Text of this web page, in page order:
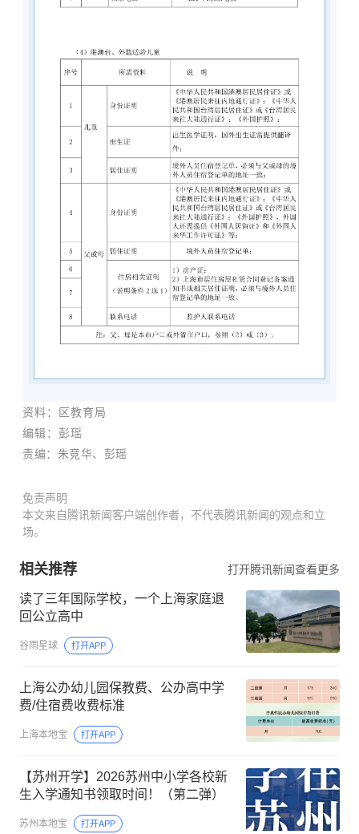
资料：区教育局
编辑：彭瑶
责编：朱竞华、 彭瑶
免责声明
本文来自腾讯新闻客户端创作者，不代表腾讯新闻的观点和立
场。
相关推荐 打开腾讯新闻查看更多
读了三年国际学校，一个上海家庭退
回公立高中
谷雨星球 打开APP
上海公办幼儿园保教费、公办高中学
费/住宿费收费标准
上海本地宝 打开APP
【苏州开学】2026苏州中小学各校新
生入学通知书领取时间！（第二弹）
苏州本地宝 打开APP